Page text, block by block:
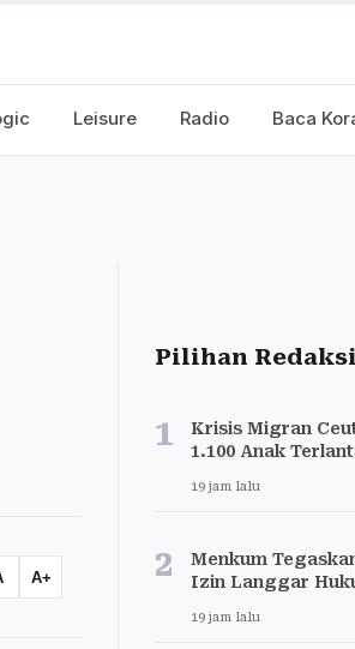
Leisure Radio Baca
A+
Pilihan Redaksi
1
Krisis Migran
1.100 Anak
19 jam lalu
2
Menkum
Izin Langgar
19 jam lalu